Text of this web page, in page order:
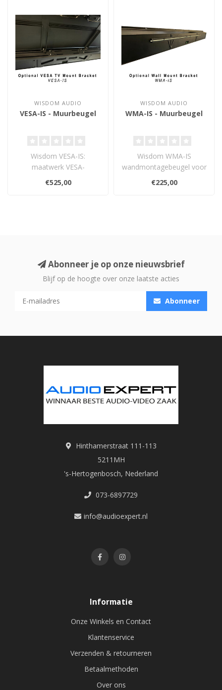
WISDOM AUDIO
VESA-IS - Muurbeugel
Wisdom VESA-IS:
maatwerk VESA-
montagebeugel voor
P7m- en P9m-soundbars,
€525,00
WISDOM AUDIO
WMA-IS - Muurbeugel
Wisdom WMA-IS
wandmontagebeugel voor
P7m- en P9m-soundbars.
Voor stevige, stijlv..
€225,00
Abonneer je op onze nieuwsbrief
Blijf op de hoogte over onze laatste acties
Abonneer
Hinthamerstraat 111-113
5211MH
's-Hertogenbosch, Nederland
073-6897729
info@audioexpert.nl
Informatie
Onze Winkels en Contact
Klantenservice
Verzenden & retourneren
Betaalmethoden
Over ons